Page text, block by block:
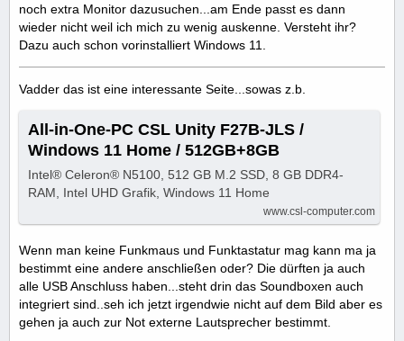
noch extra Monitor dazusuchen...am Ende passt es dann
wieder nicht weil ich mich zu wenig auskenne. Versteht ihr?
Dazu auch schon vorinstalliert Windows 11.
Vadder das ist eine interessante Seite...sowas z.b.
All-in-One-PC CSL Unity F27B-JLS /
Windows 11 Home / 512GB+8GB
Intel® Celeron® N5100, 512 GB M.2 SSD, 8 GB DDR4-
RAM, Intel UHD Grafik, Windows 11 Home
www.csl-computer.com
Wenn man keine Funkmaus und Funktastatur mag kann ma ja
bestimmt eine andere anschließen oder? Die dürften ja auch
alle USB Anschluss haben...steht drin das Soundboxen auch
integriert sind..seh ich jetzt irgendwie nicht auf dem Bild aber es
gehen ja auch zur Not externe Lautsprecher bestimmt.